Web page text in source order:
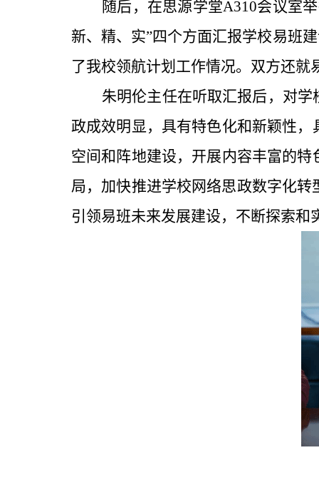
随后，在思源学堂A310会议室
新、精、实”四个方面汇报学校易班
了我校领航计划工作情况。双方还
朱明伦主任在听取汇报后，对
政成效明显，具有特色化和新颖性
空间和阵地建设，开展内容丰富的
局，加快推进学校网络思政数字化
引领易班未来发展建设，不断探索